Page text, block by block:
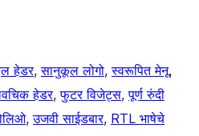
हेडर, सानुकूल लोगो, स्वरूपित मेनू
हेडर, फुटर विजेट्स, पूर्ण रुंदी
, उजवी साईडबार, RTL भाषेचे